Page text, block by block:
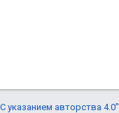
указанием авторства 4.0"